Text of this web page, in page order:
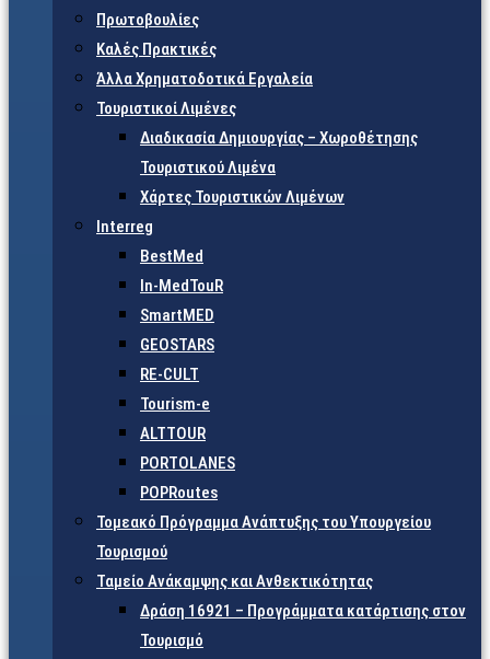
Πρωτοβουλίες
Καλές Πρακτικές
Άλλα Χρηματοδοτικά Εργαλεία
Τουριστικοί Λιμένες
Διαδικασία Δημιουργίας – Χωροθέτησης
Τουριστικού Λιμένα
Χάρτες Τουριστικών Λιμένων
Interreg
BestMed
In-MedTouR
SmartMED
GEOSTARS
RE-CULT
Tourism-e
ALTTOUR
PORTOLANES
POPRoutes
Τομεακό Πρόγραμμα Ανάπτυξης του Υπουργείου
Τουρισμού
Ταμείο Ανάκαμψης και Ανθεκτικότητας
Δράση 16921 – Προγράμματα κατάρτισης στον
Τουρισμό